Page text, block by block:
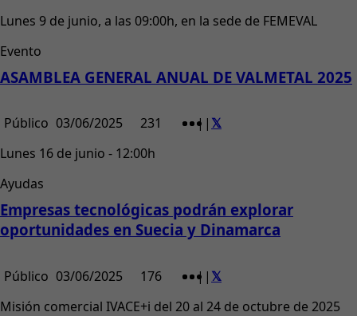
Lunes 9 de junio, a las 09:00h, en la sede de FEMEVAL
Evento
ASAMBLEA GENERAL ANUAL DE VALMETAL 2025
Público 03/06/2025 231 | |
Lunes 16 de junio - 12:00h
Ayudas
Empresas tecnológicas podrán explorar
oportunidades en Suecia y Dinamarca
Público 03/06/2025 176 | |
Misión comercial IVACE+i del 20 al 24 de octubre de 2025